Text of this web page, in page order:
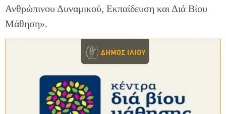
Ανθρώπινου Δυναμικού, Εκπαίδευση και Διά Βίου
Μάθηση».